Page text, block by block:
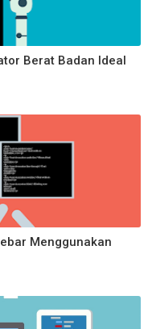
Berat Badan Ideal
Menggunakan